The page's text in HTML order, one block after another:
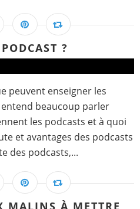
?
peuvent enseigner les
beaucoup parler
les podcasts et à quoi
et avantages des podcasts
des podcasts,...